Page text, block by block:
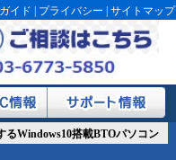
イド プライバシー サイトマップ
るWindows10搭載BTOパソコン